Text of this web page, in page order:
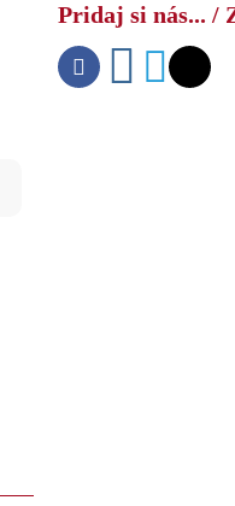
Pridaj si nás... /